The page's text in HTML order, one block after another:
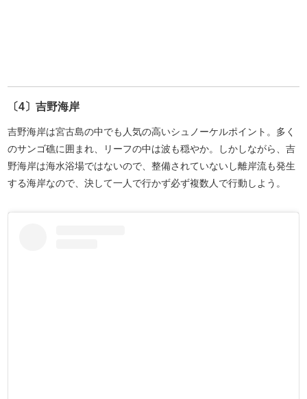
〔4〕吉野海岸
吉野海岸は宮古島の中でも人気の高いシュノーケルポイント。多く
のサンゴ礁に囲まれ、リーフの中は波も穏やか。しかしながら、吉
野海岸は海水浴場ではないので、整備されていないし離岸流も発生
する海岸なので、決して一人で行かず必ず複数人で行動しよう。